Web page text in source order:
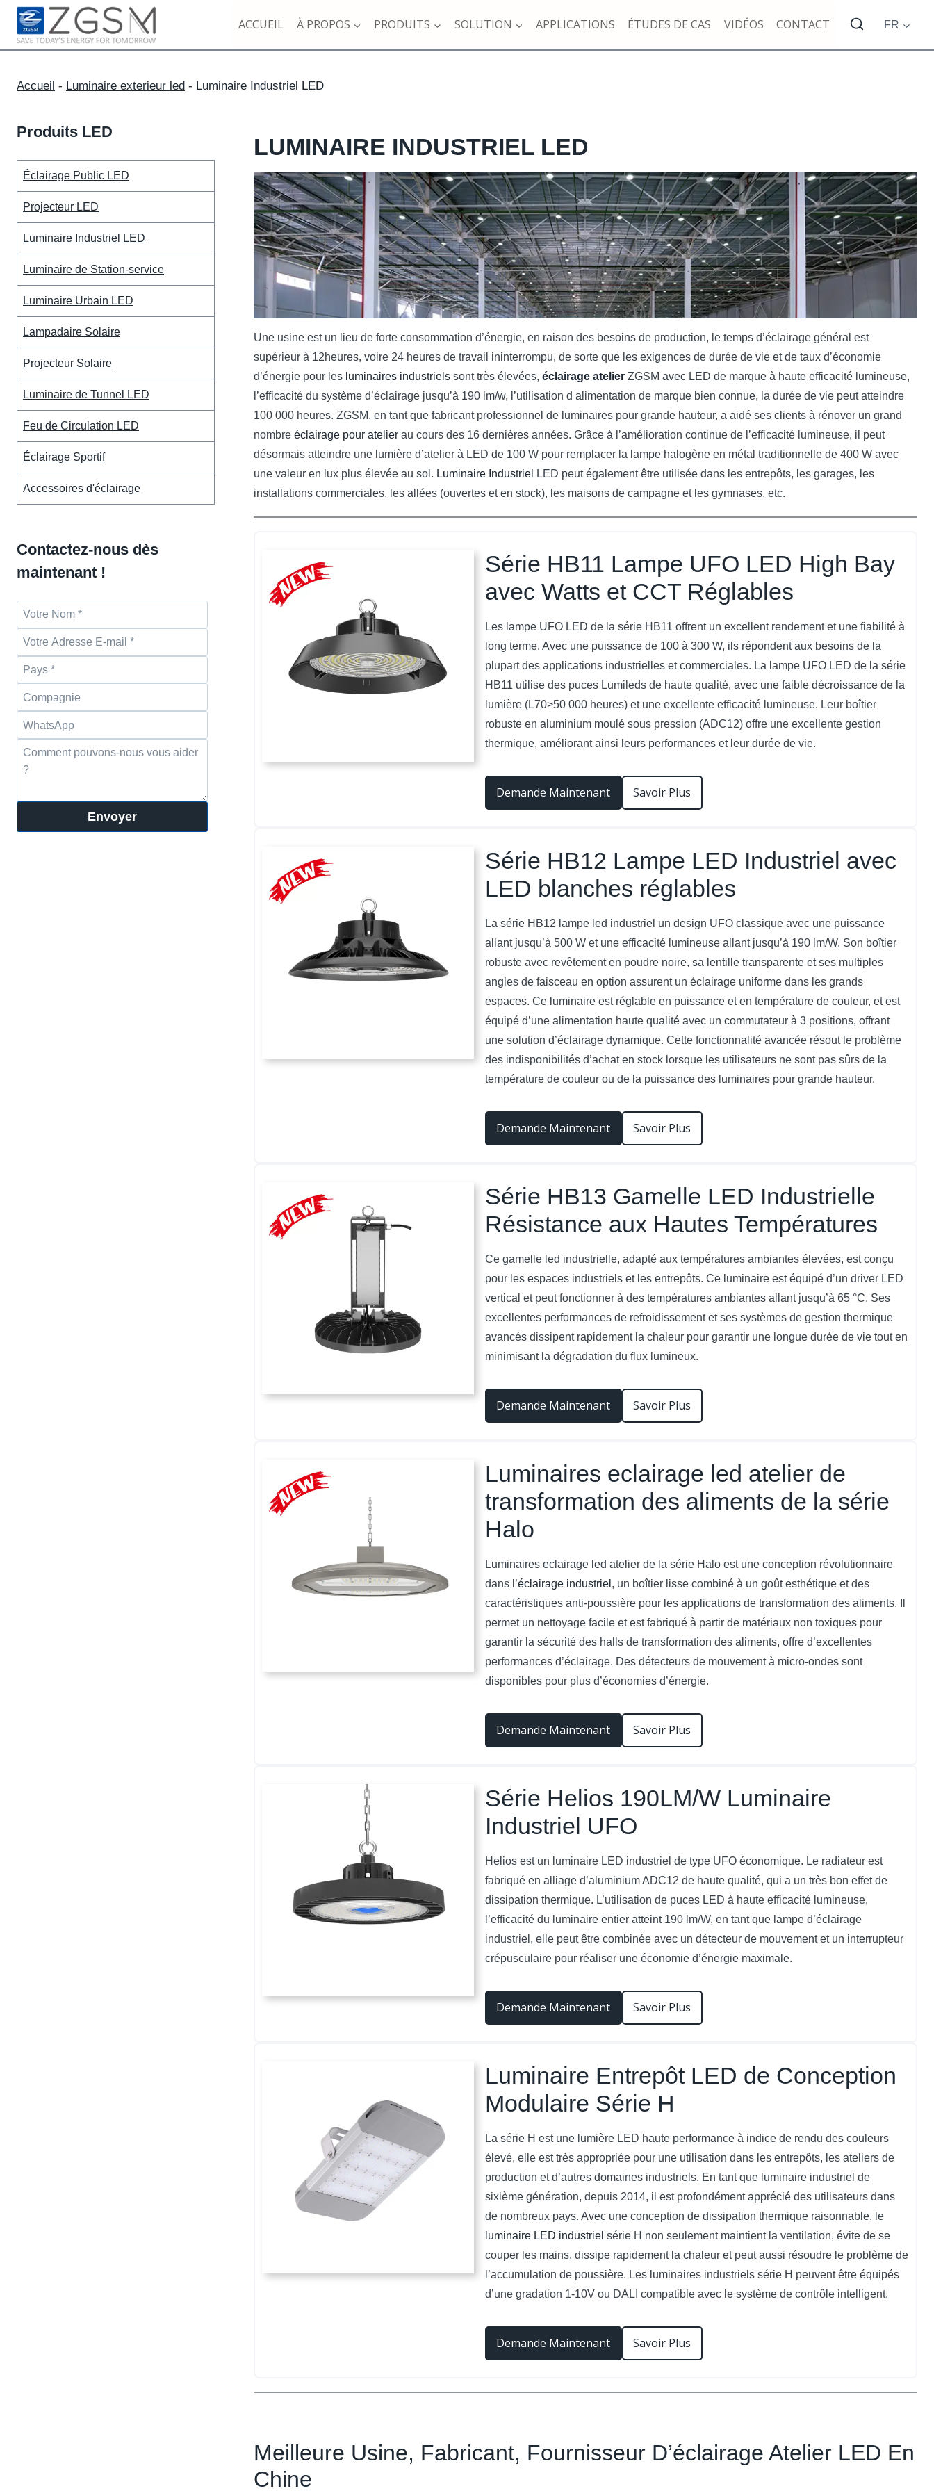
Skip
content
ACCUEIL À PROPOS PRODUITS SOLUTION APPLICATIONS ÉTUDES DE CAS VIDÉOS CONTACT FR
Accueil - Luminaire exterieur led - Luminaire Industriel LED
LUMINAIRE INDUSTRIEL LED
Une usine est un lieu de forte consommation d’énergie, en raison des besoins de production, le temps d’éclairage général est
supérieur à 12heures, voire 24 heures de travail ininterrompu, de sorte que les exigences de durée de vie et de taux d’économie
d’énergie pour les luminaires industriels sont très élevées,éclairage atelier ZGSM avec LED de marque à haute efficacité lumineuse,
l’efficacité du système d’éclairage jusqu’à 190 lm/w, l’utilisation d alimentation de marque bien connue, la durée de vie peut atteindre
100 000 heures. ZGSM, en tant que fabricant professionnel de luminaires pour grande hauteur, a aidé ses clients à rénover un grand
nombreéclairage pour atelier au cours des 16 dernières années. Grâce à l’amélioration continue de l’efficacité lumineuse, il peut
désormais atteindre une lumière d’atelier à LED de 100 W pour remplacer la lampe halogène en métal traditionnelle de 400 W avec
une valeur en lux plus élevée au sol. Luminaire Industriel
LED peut également être utilisée dans les entrepôts, les garages, les
installations commerciales, les allées (ouvertes et en stock), les maisons de campagne et les gymnases, etc.
Série HB11 Lampe UFO LED High Bay
avec Watts et CCT Réglables
Les lampe UFO LED de la série HB11 offrent un excellent rendement et une fiabilité à
long terme. Avec une puissance de 100 à 300 W, ils répondent aux besoins de la
plupart des applications industrielles et commerciales. La lampe UFO LED de la série
HB11 utilise des puces Lumileds de haute qualité, avec une faible décroissance de la
lumière (L70>50 000 heures) et une excellente efficacité lumineuse. Leur boîtier
robuste en aluminium moulé sous pression (ADC12) offre une excellente gestion
thermique, améliorant ainsi leurs performances et leur durée de vie.
Demande Maintenant Savoir Plus
Série HB12 Lampe LED Industriel avec
LED blanches réglables
La série HB12 lampe led industriel un design UFO classique avec une puissance
allant jusqu’à 500 W et une efficacité lumineuse allant jusqu’à 190 lm/W. Son boîtier
robuste avec revêtement en poudre noire, sa lentille transparente et ses multiples
angles de faisceau en option assurent un éclairage uniforme dans les grands
espaces. Ce luminaire est réglable en puissance et en température de couleur, et est
équipé d’une alimentation haute qualité avec un commutateur à 3 positions, offrant
une solution d’éclairage dynamique. Cette fonctionnalité avancée résout le problème
des indisponibilités d’achat en stock lorsque les utilisateurs ne sont pas sûrs de la
température de couleur ou de la puissance des luminaires pour grande hauteur.
Demande Maintenant Savoir Plus
Série HB13 Gamelle LED Industrielle
Résistance aux Hautes Températures
Ce gamelle led industrielle, adapté aux températures ambiantes élevées, est conçu
pour les espaces industriels et les entrepôts. Ce luminaire est équipé d’un driver LED
vertical et peut fonctionner à des températures ambiantes allant jusqu’à 65 °C. Ses
excellentes performances de refroidissement et ses systèmes de gestion thermique
avancés dissipent rapidement la chaleur pour garantir une longue durée de vie tout en
minimisant la dégradation du flux lumineux.
Demande Maintenant Savoir Plus
Luminaires eclairage led atelier de
transformation des aliments de la série
Halo
Luminaires eclairage led atelier de la série Halo est une conception révolutionnaire
dans l’éclairage industriel , un boîtier lisse combiné à un goût esthétique et des
caractéristiques anti-poussière pour les applications de transformation des aliments. Il
permet un nettoyage facile et est fabriqué à partir de matériaux non toxiques pour
garantir la sécurité des halls de transformation des aliments, offre d’excellentes
performances d’éclairage. Des détecteurs de mouvement à micro-ondes sont
disponibles pour plus d’économies d’énergie.
Demande Maintenant Savoir Plus
Série Helios 190LM/W Luminaire
Industriel UFO
Helios est un luminaire LED industriel de type UFO économique. Le radiateur est
fabriqué en alliage d’aluminium ADC12 de haute qualité, qui a un très bon effet de
dissipation thermique. L’utilisation de puces LED à haute efficacité lumineuse,
l’efficacité du luminaire entier atteint 190 lm/W, en tant que lampe d’éclairage
industriel, elle peut être combinée avec un détecteur de mouvement et un interrupteur
crépusculaire pour réaliser une économie d’énergie maximale.
Demande Maintenant Savoir Plus
Luminaire Entrepôt LED de Conception
Modulaire Série H
La série H est une lumière LED haute performance à indice de rendu des couleurs
élevé, elle est très appropriée pour une utilisation dans les entrepôts, les ateliers de
production et d’autres domaines industriels. En tant que luminaire industriel de
sixième génération, depuis 2014, il est profondément apprécié des utilisateurs dans
de nombreux pays. Avec une conception de dissipation thermique raisonnable, le
luminaire LED industriel série H non seulement maintient la ventilation, évite de se
couper les mains, dissipe rapidement la chaleur et peut aussi résoudre le problème de
l’accumulation de poussière. Les luminaires industriels série H peuvent être équipés
d’une gradation 1-10V ou DALI compatible avec le système de contrôle intelligent.
Demande Maintenant Savoir Plus
Meilleure Usine, Fabricant, Fournisseur D’éclairage Atelier LED En
Chine
Produits LED
Éclairage Public LED
Projecteur LED
Luminaire Industriel LED
Luminaire de Station-service
Luminaire Urbain LED
Lampadaire Solaire
Projecteur Solaire
Luminaire de Tunnel LED
Feu de Circulation LED
Éclairage Sportif
Accessoires d'éclairage
Contactez-nous dès
maintenant !
Envoyer